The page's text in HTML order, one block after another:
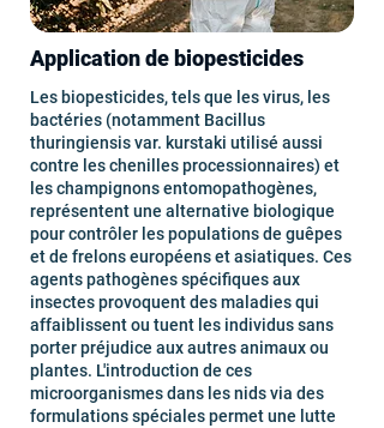
Application de biopesticides
Les biopesticides, tels que les virus, les
bactéries (notamment Bacillus
thuringiensis var. kurstaki utilisé aussi
contre les chenilles processionnaires) et
les champignons entomopathogènes,
représentent une alternative biologique
pour contrôler les populations de guêpes
et de frelons européens et asiatiques. Ces
agents pathogènes spécifiques aux
insectes provoquent des maladies qui
affaiblissent ou tuent les individus sans
porter préjudice aux autres animaux ou
plantes. L'introduction de ces
microorganismes dans les nids via des
formulations spéciales permet une lutte